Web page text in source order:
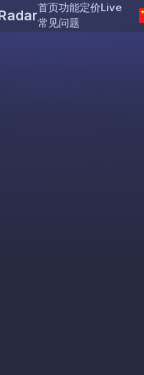
Skip to content
首页功能定价Live
常见问题